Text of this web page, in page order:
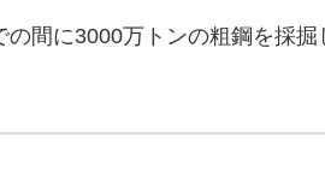
間に3000万トンの粗鋼を採掘